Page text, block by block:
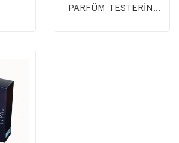
PARFÜM TESTERİNİ